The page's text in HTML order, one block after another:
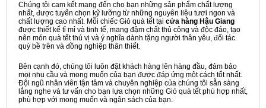
Chúng tôi cam kết mang đến cho bạn những sản phẩm chất lượng
nhất, được tuyển chọn kỹ lưỡng từ những nguyên liệu tươi ngon và
chất lượng cao nhất. Mỗi chiếc Giỏ quà tết tại cửa hàng Hậu Giang
được thiết kế tỉ mỉ và tinh tế, mang đậm chất thủ công và độc đáo, tạo
nên món quà tết thú vị và ý nghĩa dành tặng người thân yêu, đối tác
quý bề trên và đồng nghiệp thân thiết.
Bên cạnh đó, chúng tôi luôn đặt khách hàng lên hàng đầu, đảm bảo
mọi nhu cầu và mong muốn của bạn được đáp ứng một cách tốt nhất.
Đội ngũ nhân viên tận tâm và chuyên nghiệp của chúng tôi sẵn sàng
lắng nghe và tư vấn cho bạn lựa chọn những Giỏ quà tết phù hợp nhất,
phù hợp với mong muốn và ngân sách của bạn.